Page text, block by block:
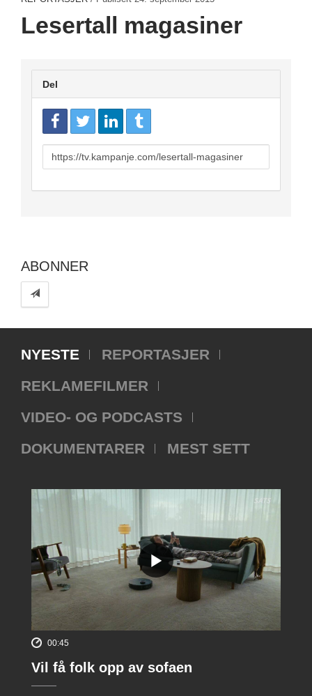
Lesertall magasiner
Del
URL
to
ABONNER
NYESTE
REPORTASJER
REKLAMEFILMER
VIDEO- OG PODCASTS
DOKUMENTARER
MEST SETT
00:45
Vil få folk opp av sofaen